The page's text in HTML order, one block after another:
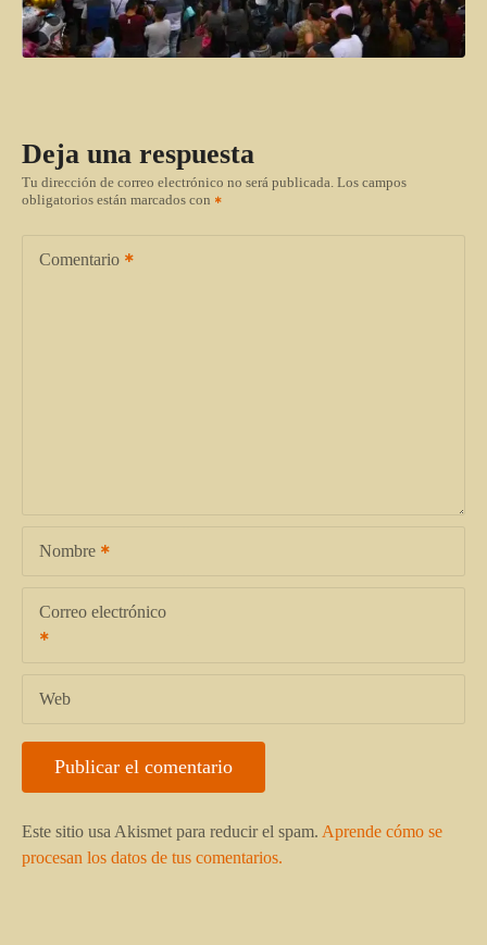
Deja una respuesta
Tu dirección de correo electrónico no será publicada. Los campos
obligatorios están marcados con
Comentario
Nombre
Correo electrónico
Web
Este sitio usa Akismet para reducir el spam. Aprende cómo se
procesan los datos de tus comentarios.